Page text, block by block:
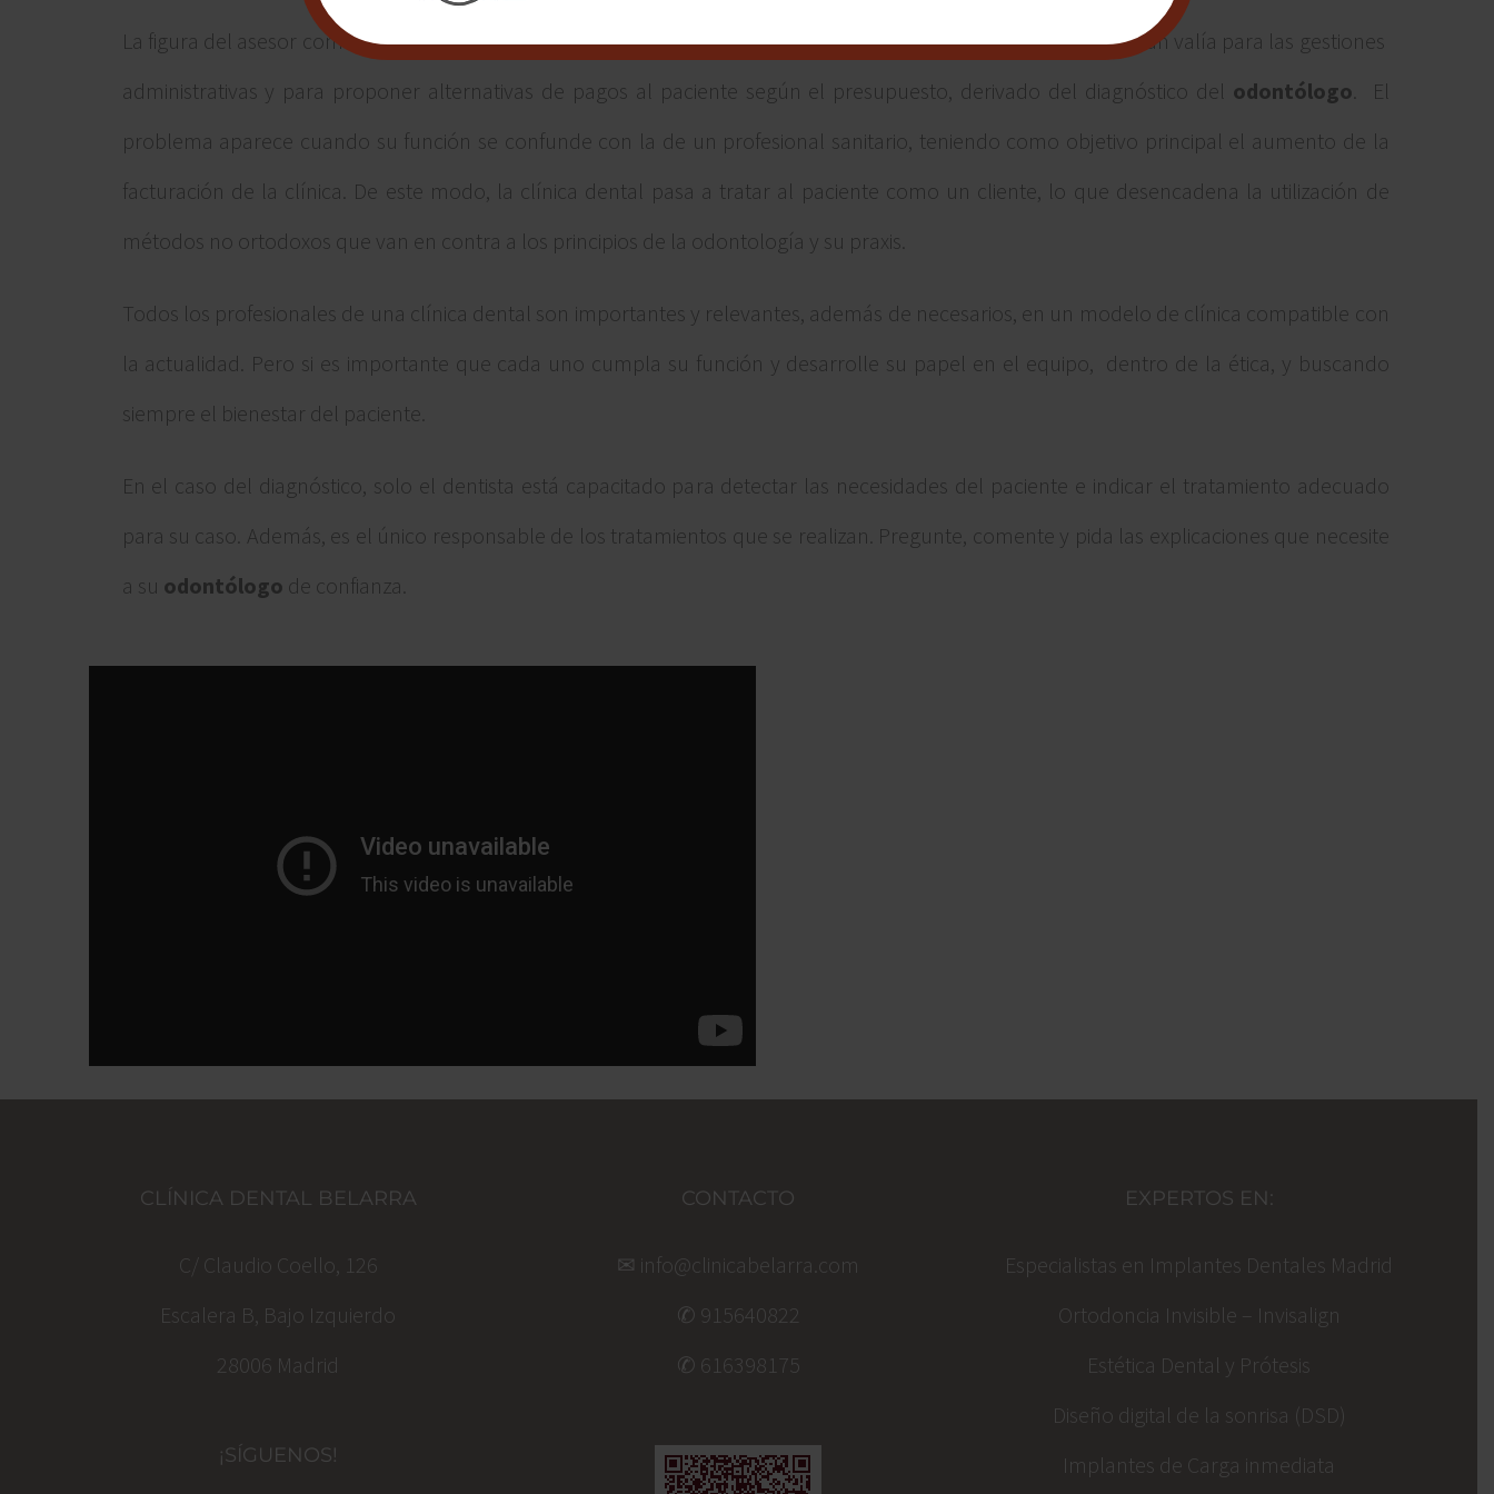
La figura del asesor comercial es cada vez más común en las clínicas dentales, y este profesional puede ser de gran valía para las gestiones
administrativas y para proponer alternativas de pagos al paciente según el presupuesto, derivado del diagnóstico del odontólogo. El
problema aparece cuando su función se confunde con la de un profesional sanitario, teniendo como objetivo principal el aumento de la
facturación de la clínica. De este modo, la clínica dental pasa a tratar al paciente como un cliente, lo que desencadena la utilización de
métodos no ortodoxos que van en contra a los principios de la odontología y su praxis.
Todos los profesionales de una clínica dental son importantes y relevantes, además de necesarios, en un modelo de clínica compatible con
la actualidad. Pero si es importante que cada uno cumpla su función y desarrolle su papel en el equipo, dentro de la ética, y buscando
siempre el bienestar del paciente.
En el caso del diagnóstico, solo el dentista está capacitado para detectar las necesidades del paciente e indicar el tratamiento adecuado
para su caso. Además, es el único responsable de los tratamientos que se realizan. Pregunte, comente y pida las explicaciones que necesite
a su odontólogo de confianza.
CLÍNICA DENTAL BELARRA
C/ Claudio Coello, 126
Escalera B, Bajo Izquierdo
28006 Madrid
¡SÍGUENOS!
CONTACTO
✉ info@clinicabelarra.com
✆ 915640822
✆ 616398175
EXPERTOS EN:
Especialistas en Implantes Dentales Madrid
Ortodoncia Invisible – Invisalign
Estética Dental y Prótesis
Diseño digital de la sonrisa (DSD)
Implantes de Carga inmediata